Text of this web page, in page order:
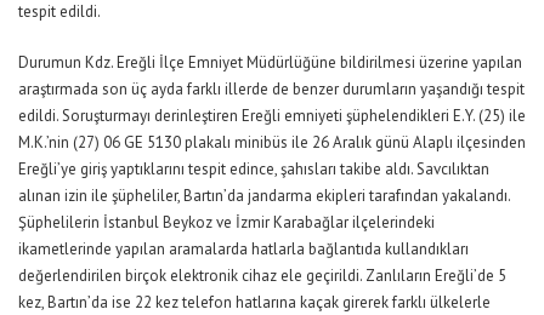
tespit edildi.
Durumun Kdz. Ereğli İlçe Emniyet Müdürlüğüne bildirilmesi üzerine yapılan
araştırmada son üç ayda farklı illerde de benzer durumların yaşandığı tespit
edildi. Soruşturmayı derinleştiren Ereğli emniyeti şüphelendikleri E.Y. (25) ile
M.K.’nin (27) 06 GE 5130 plakalı minibüs ile 26 Aralık günü Alaplı ilçesinden
Ereğli’ye giriş yaptıklarını tespit edince, şahısları takibe aldı. Savcılıktan
alınan izin ile şüpheliler, Bartın’da jandarma ekipleri tarafından yakalandı.
Şüphelilerin İstanbul Beykoz ve İzmir Karabağlar ilçelerindeki
ikametlerinde yapılan aramalarda hatlarla bağlantıda kullandıkları
değerlendirilen birçok elektronik cihaz ele geçirildi. Zanlıların Ereğli’de 5
kez, Bartın’da ise 22 kez telefon hatlarına kaçak girerek farklı ülkelerle